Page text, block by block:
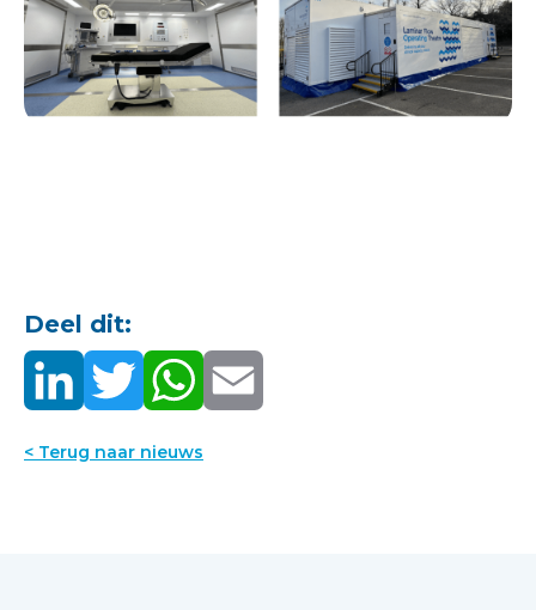
Deel dit:
< Terug naar nieuws